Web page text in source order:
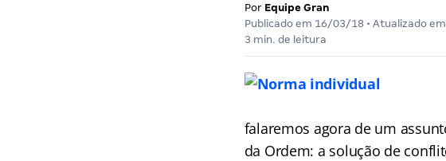
Por Equipe Gran
Publicado em 16/03/18• Atualizado em
3 min. de leitura
falaremos agora de um
da Ordem: a solução de